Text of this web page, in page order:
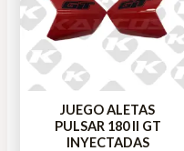
JUEGO ALETAS
PULSAR 180 II GT
INYECTADAS